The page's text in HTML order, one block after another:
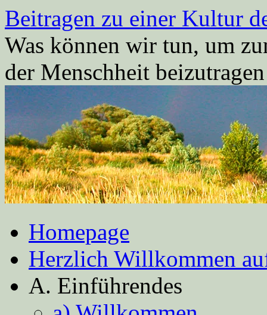
Zum
Inhalt
springen
Beitragen zu einer Kultur
Was können wir tun, um
der Menschheit
Homepage
Herzlich Willkommen
A. Einführendes